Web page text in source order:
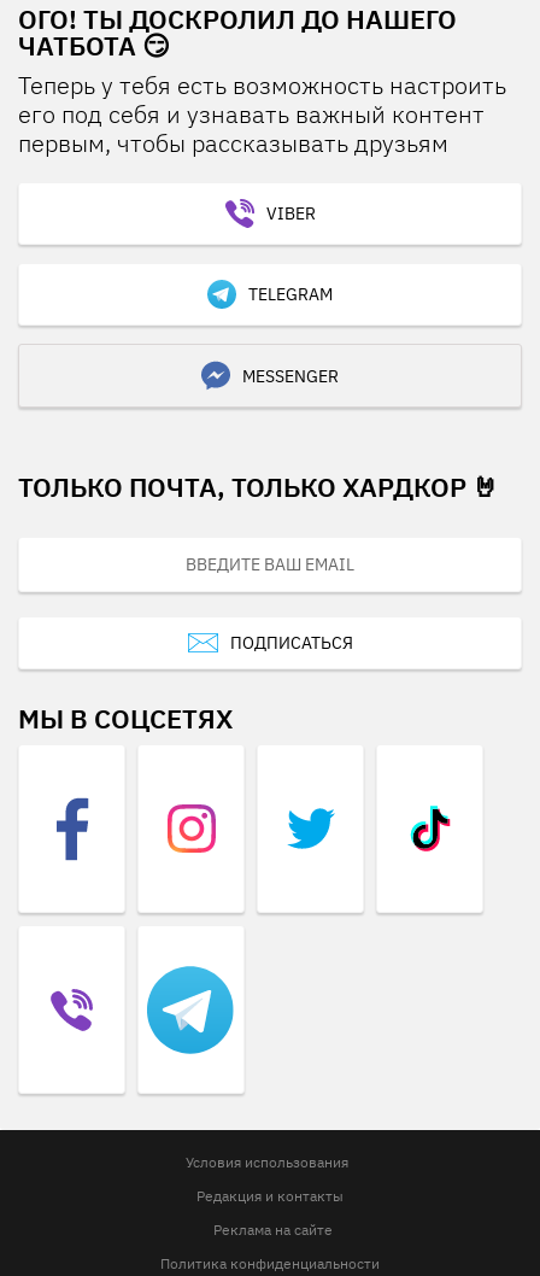
ОГО! ТЫ ДОСКРОЛИЛ ДО НАШЕГО
ЧАТБОТА 😏
Теперь у тебя есть возможность настроить
его под себя и узнавать важный контент
первым, чтобы рассказывать друзьям
VIBER
TELEGRAM
MESSENGER
ТОЛЬКО ПОЧТА, ТОЛЬКО ХАРДКОР 🤘
ПОДПИСАТЬСЯ
МЫ В СОЦСЕТЯХ
Условия использования
Редакция и контакты
Реклама на сайте
Политика конфиденциальности